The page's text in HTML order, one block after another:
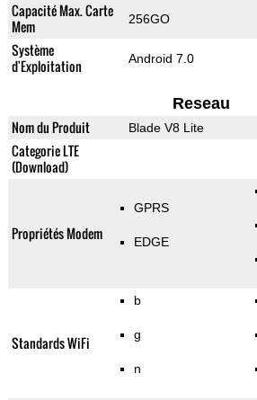
Capacité Max. Carte
Mem
256GO
Système
d'Exploitation
Android 7.0
Reseau
Nom du Produit Blade V8 Lite
Categorie LTE
(Download)
Propriétés Modem
GPRS
EDGE
Standards WiFi
b
g
n